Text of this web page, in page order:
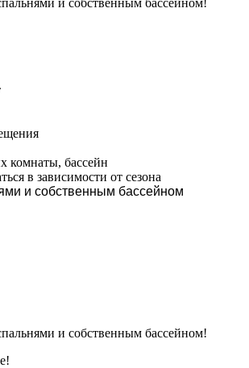
комнаты, бассейн
в зависимости от сезона
и собственным бассейном
и собственным бассейном!